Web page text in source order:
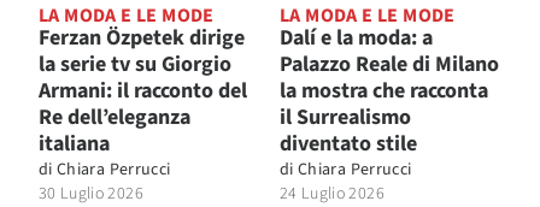
LA MODA E LE MODE
Ferzan Özpetek dirige
la serie tv su Giorgio
Armani: il racconto del
Re dell’eleganza
italiana
di Chiara Perrucci
30 Luglio 2026
LA MODA E LE MODE
Dalí e la moda: a
Palazzo Reale di Milano
la mostra che racconta
il Surrealismo
diventato stile
di Chiara Perrucci
24 Luglio 2026